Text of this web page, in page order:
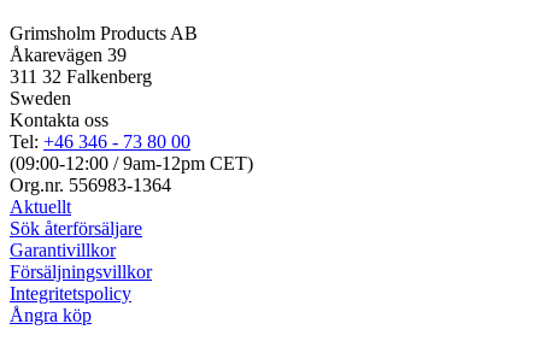
Grimsholm Products AB
Åkarevägen 39
311 32 Falkenberg
Sweden
Kontakta oss
Tel: +46 346 - 73 80 00
(09:00-12:00 / 9am-12pm CET)
Org.nr. 556983-1364
Aktuellt
Sök återförsäljare
Garantivillkor
Försäljningsvillkor
Integritetspolicy
Ångra köp